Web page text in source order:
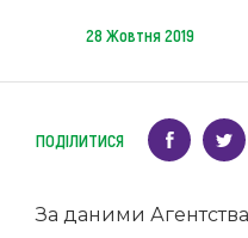
28 Жовтня 2019
ПОДІЛИТИСЯ
За даними